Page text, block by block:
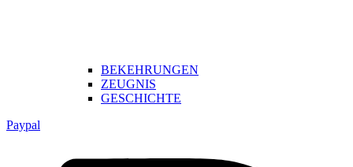
BEKEHRUNGEN
ZEUGNIS
GESCHICHTE
Paypal